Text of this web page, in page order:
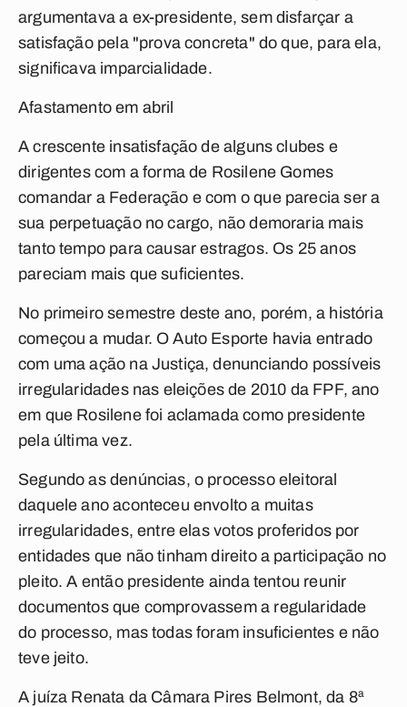
argumentava a ex-presidente, sem disfarçar a
satisfação pela "prova concreta" do que, para ela,
significava imparcialidade.
Afastamento em abril
A crescente insatisfação de alguns clubes e
dirigentes com a forma de Rosilene Gomes
comandar a Federação e com o que parecia ser a
sua perpetuação no cargo, não demoraria mais
tanto tempo para causar estragos. Os 25 anos
pareciam mais que suficientes.
No primeiro semestre deste ano, porém, a história
começou a mudar. O Auto Esporte havia entrado
com uma ação na Justiça, denunciando possíveis
irregularidades nas eleições de 2010 da FPF, ano
em que Rosilene foi aclamada como presidente
pela última vez.
Segundo as denúncias, o processo eleitoral
daquele ano aconteceu envolto a muitas
irregularidades, entre elas votos proferidos por
entidades que não tinham direito a participação no
pleito. A então presidente ainda tentou reunir
documentos que comprovassem a regularidade
do processo, mas todas foram insuficientes e não
teve jeito.
A juíza Renata da Câmara Pires Belmont, da 8ª